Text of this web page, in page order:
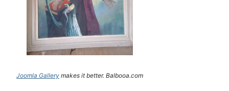
Joomla Gallery makes it better. Balbooa.com